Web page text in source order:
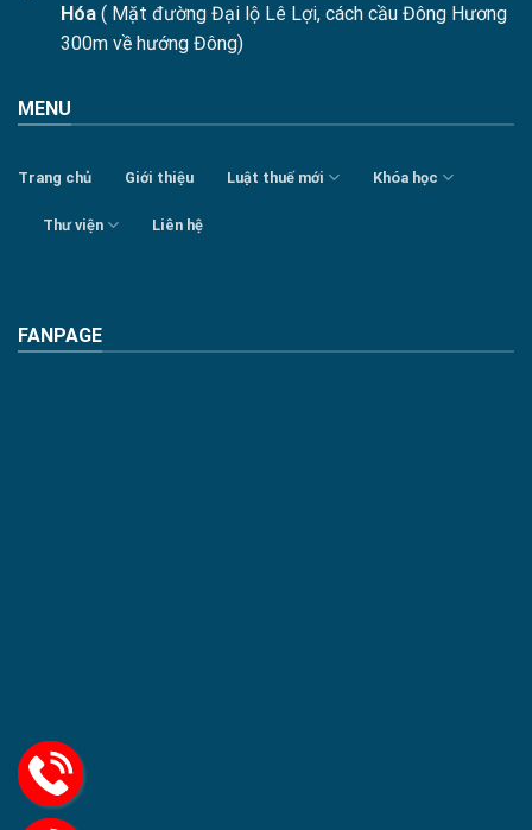
Hóa ( Mặt đường Đại lộ Lê Lợi, cách cầu Đông Hương
300m về hướng Đông)
MENU
Trang chủ Giới thiệu Luật thuế mới Khóa học
Thư viện Liên hệ
FANPAGE